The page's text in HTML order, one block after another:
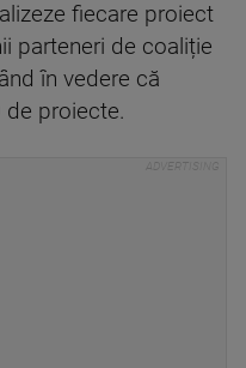
fiecare proiect
parteneri de coaliție
în vedere că
proiecte.